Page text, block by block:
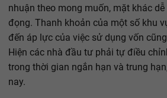
nhuận theo mong muốn, mặt khác
đọng. Thanh khoản của một số khu
đến áp lực của việc sử dụng vốn
Hiện các nhà đầu tư phải tự điều
trong thời gian ngắn hạn và trung
nay.